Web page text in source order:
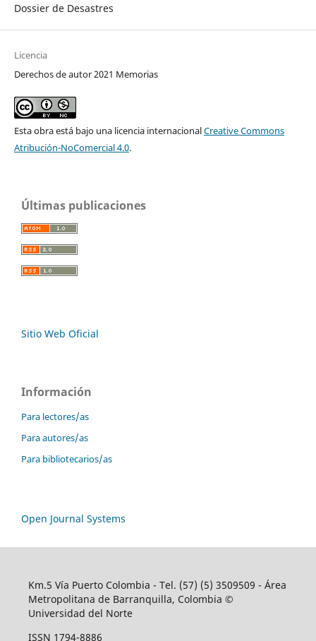
Dossier de Desastres
Licencia
Derechos de autor 2021 Memorias
Esta obra está bajo una licencia internacionalCreative Commons
Atribución-NoComercial 4.0.
Últimas publicaciones
Sitio Web Oficial
Información
Para lectores/as
Para autores/as
Para bibliotecarios/as
Open Journal Systems
Km.5 Vía Puerto Colombia - Tel. (57) (5) 3509509 - Área
Metropolitana de Barranquilla, Colombia ©
Universidad del Norte
ISSN 1794-8886